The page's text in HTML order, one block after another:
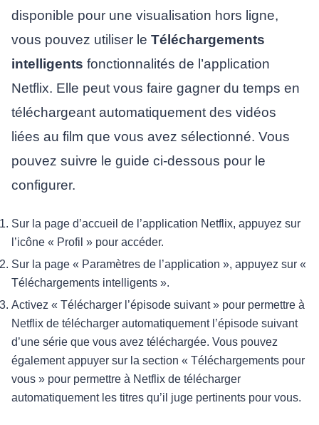
disponible pour une visualisation hors ligne,
vous pouvez utiliser le Téléchargements
intelligents fonctionnalités de l’application
Netflix. Elle peut vous faire gagner du temps en
téléchargeant automatiquement des vidéos
liées au film que vous avez sélectionné. Vous
pouvez suivre le guide ci-dessous pour le
configurer.
Sur la page d’accueil de l’application Netflix, appuyez sur
l’icône « Profil » pour accéder.
Sur la page « Paramètres de l’application », appuyez sur «
Téléchargements intelligents ».
Activez « Télécharger l’épisode suivant » pour permettre à
Netflix de télécharger automatiquement l’épisode suivant
d’une série que vous avez téléchargée. Vous pouvez
également appuyer sur la section « Téléchargements pour
vous » pour permettre à Netflix de télécharger
automatiquement les titres qu’il juge pertinents pour vous.